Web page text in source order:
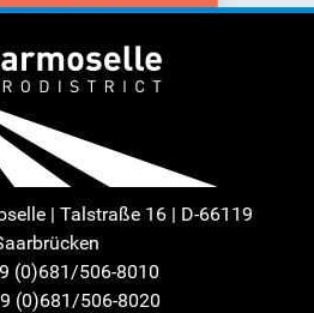
| Talstraße 16 | D-66119
(0)681/506-8010
(0)681/506-8020